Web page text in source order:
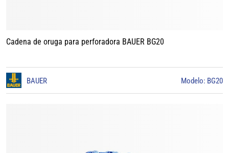
Cadena de oruga para perforadora BAUER BG20
BAUER Modelo: BG20